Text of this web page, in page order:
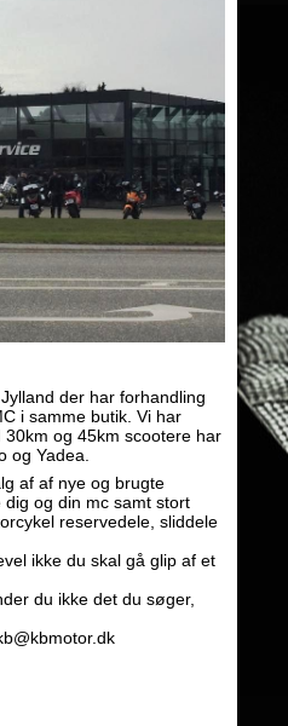
der har forhandling
i samme butik. Vi har
og 45km scootere har
Yadea.
af af nye og brugte
og din mc samt stort
reservedele, sliddele
ikke du skal gå glip af et
du ikke det du søger,